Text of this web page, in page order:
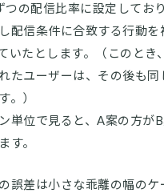
の配信比率に設定してお
配信条件に合致する行動を
いたとします。（このとき
たユーザーは、その後も同
。）
単位で見ると、A案の方が
す。
誤差は小さな乖離の幅のケ